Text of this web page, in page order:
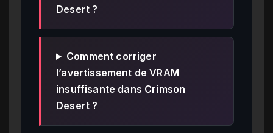
Desert ?
Comment corriger
l’avertissement de VRAM
insuffisante dans Crimson
Desert ?